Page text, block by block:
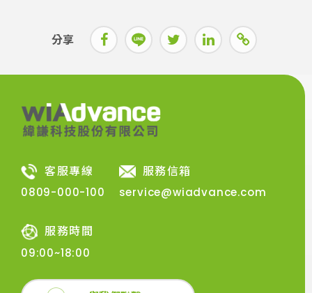
分享
客服專線
0809-000-100
服務信箱
service@wiadvance.com
服務時間
09:00~18:00